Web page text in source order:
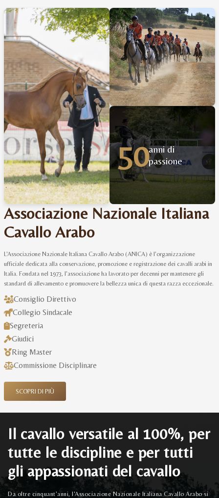
50anni di
passione
Associazione Nazionale Italiana
Cavallo Arabo
L'Associazione Nazionale Italiana Cavallo Arabo (ANICA) è l'organizzazione
ufficiale dedicata alla conservazione, promozione e registrazione dei cavalli arabi in
Italia. Fondata nel 1973, l'associazione ha lavorato per decenni per mantenere gli
standard di allevamento e promuovere la bellezza unica di questa razza eccezionale.
Consiglio Direttivo
Collegio Sindacale
Segreteria
Giudici
Ring Master
Commissione Disciplinare
SCOPRI DI PIÙ
Il cavallo versatile al 100%, per
tutte le discipline e per tutti
gli appassionati del cavallo
Da oltre cinquant'anni, l'Associazione Nazionale Italiana Cavallo Arabo si